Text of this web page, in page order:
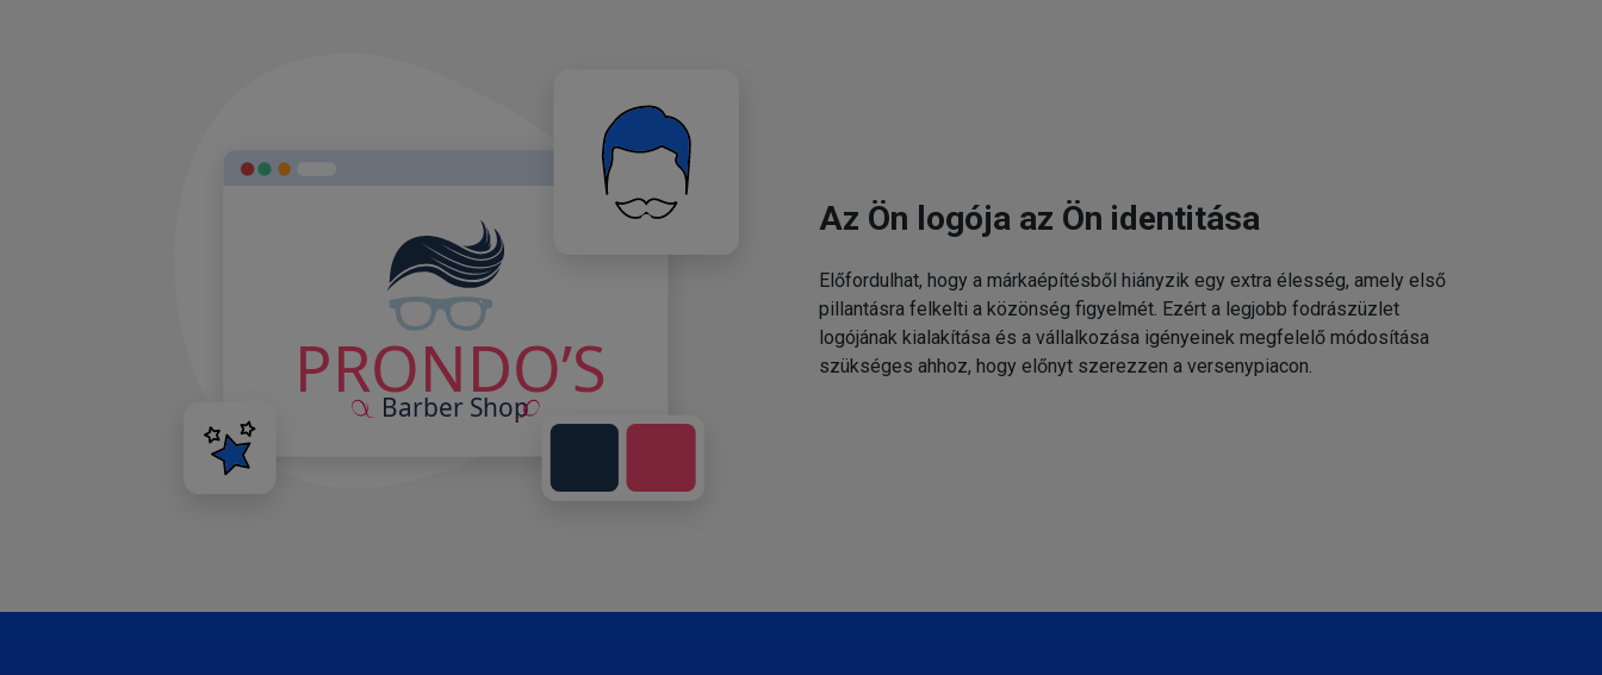
Az Ön logója az Ön identitása
Előfordulhat, hogy a márkaépítésből hiányzik egy extra élesség, amely első
pillantásra felkelti a közönség figyelmét. Ezért a legjobb fodrászüzlet
logójának kialakítása és a vállalkozása igényeinek megfelelő módosítása
szükséges ahhoz, hogy előnyt szerezzen a versenypiacon.